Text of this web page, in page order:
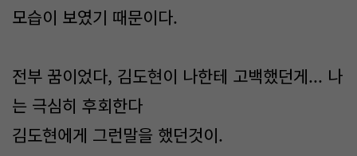
모습이 보였기 때문이다.
전부 꿈이었다, 김도현이 나한테 고백했던게... 나
는 극심히 후회한다
김도현에게 그런말을 했던것이.